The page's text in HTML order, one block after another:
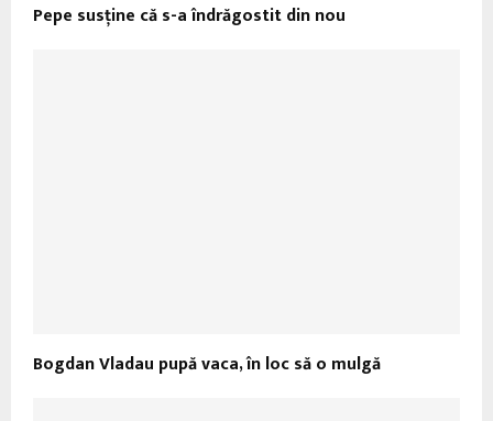
Pepe susține că s-a îndrăgostit din nou
Bogdan Vladau pupă vaca, în loc să o mulgă